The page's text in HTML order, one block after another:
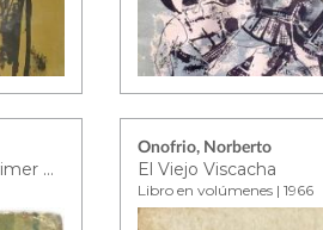
Evita: libro de lectura para primer grado inferior
Onofrio, Norberto
El Viejo Viscacha
Libro en volúmenes | 1966